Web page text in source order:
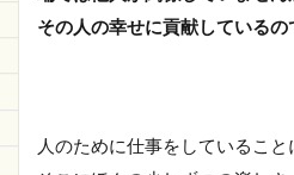
その人の幸せに貢献しているの
人のために仕事をしているこ